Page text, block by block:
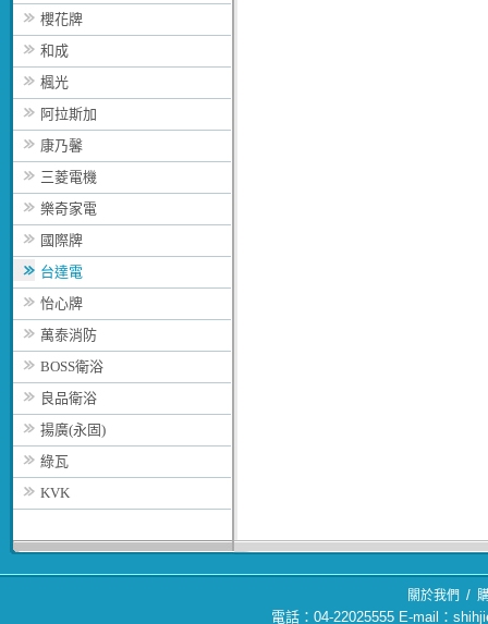
櫻花牌
和成
楓光
阿拉斯加
康乃馨
三菱電機
樂奇家電
國際牌
台達電
怡心牌
萬泰消防
BOSS衛浴
良品衛浴
揚廣(永固)
綠瓦
KVK
關於我們 /
電話：04-22025555 E-mail：